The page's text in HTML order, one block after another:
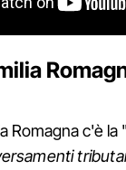
Romagna c'è la "